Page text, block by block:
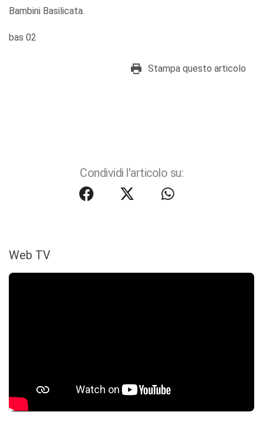
Bambini Basilicata.
bas 02
Stampa questo articolo
Condividi l'articolo su:
Web TV